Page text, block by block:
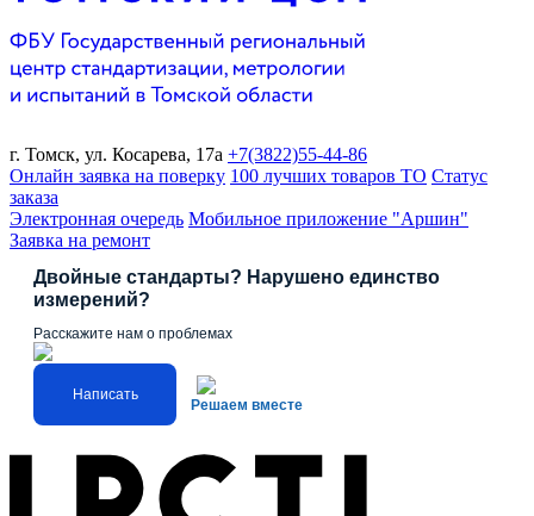
г. Томск, ул. Косарева, 17а +7(3822)55-44-86
Онлайн заявка на поверку 100 лучших товаров ТО Статус
заказа
Электронная очередь Мобильное приложение "Аршин"
Заявка на ремонт
Двойные стандарты? Нарушено единство
измерений?
Расскажите нам о проблемах
Написать
Решаем вместе